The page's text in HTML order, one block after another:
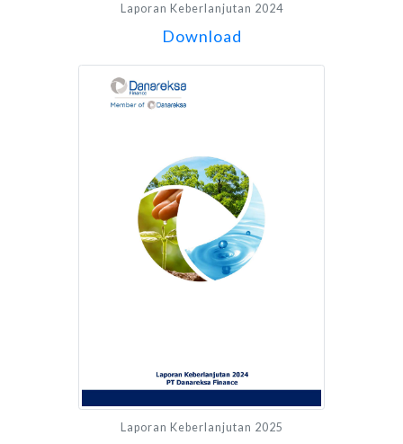
Laporan Keberlanjutan 2024
Download
Laporan Keberlanjutan 2025